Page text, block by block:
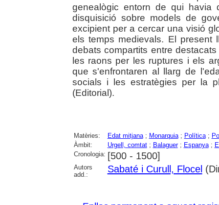
genealògic entorn de qui havia
disquisició sobre models de
excipient per a cercar una visió
els temps medievals. El present
debats compartits entre
les raons per les ruptures i els
que s'enfrontaren al llarg de
socials i les estratègies per la
(Editorial).
Matèries: Edat mitjana; Monarquia; Política;
Àmbit:
Urgell, comtat; Balaguer; Espanya;
Cronologia: [500 - 1500]
Autors
add.:
Sabaté i Curull, Flocel